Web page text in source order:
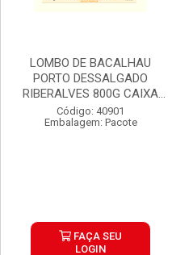
LOMBO DE BACALHAU
PORTO DESSALGADO
RIBERALVES 800G CAIXA
16U...
Código: 40901
Embalagem: Pacote
FAÇA SEU
LOGIN